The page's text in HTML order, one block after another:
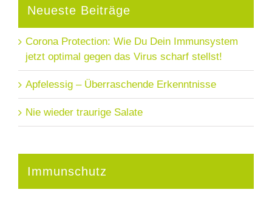
Neueste Beiträge
Corona Protection: Wie Du Dein Immunsystem
jetzt optimal gegen das Virus scharf stellst!
Apfelessig – Überraschende Erkenntnisse
Nie wieder traurige Salate
Immunschutz